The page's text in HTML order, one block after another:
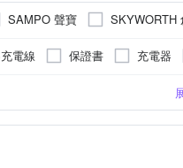
SAMPO 聲寶 SKYWORTH
電線 保證書 充電器